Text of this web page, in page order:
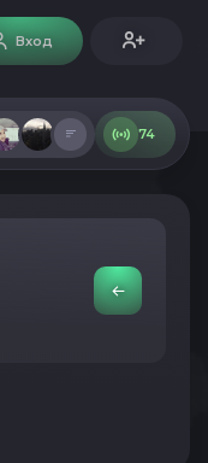
Вход
74